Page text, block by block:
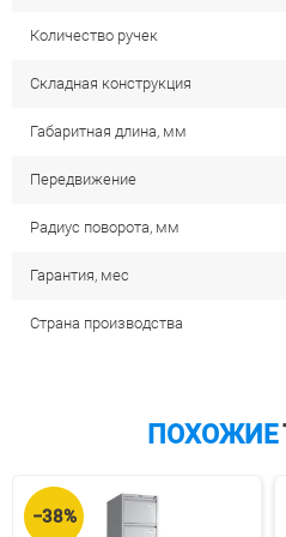
Количество ручек
Складная конструкция
Габаритная длина, мм
Передвижение
Радиус поворота, мм
Гарантия, мес
Страна производства
ПОХОЖИЕ
−38%